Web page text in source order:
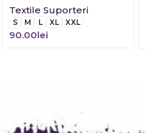
Textile Suporteri
S M L XL XXL
90.00lei